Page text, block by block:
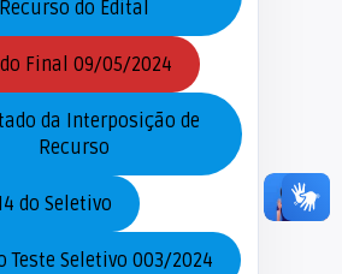
Recurso do Edital
Final 09/05/2024
da Interposição de
Recurso
do Seletivo
Teste Seletivo 003/2024